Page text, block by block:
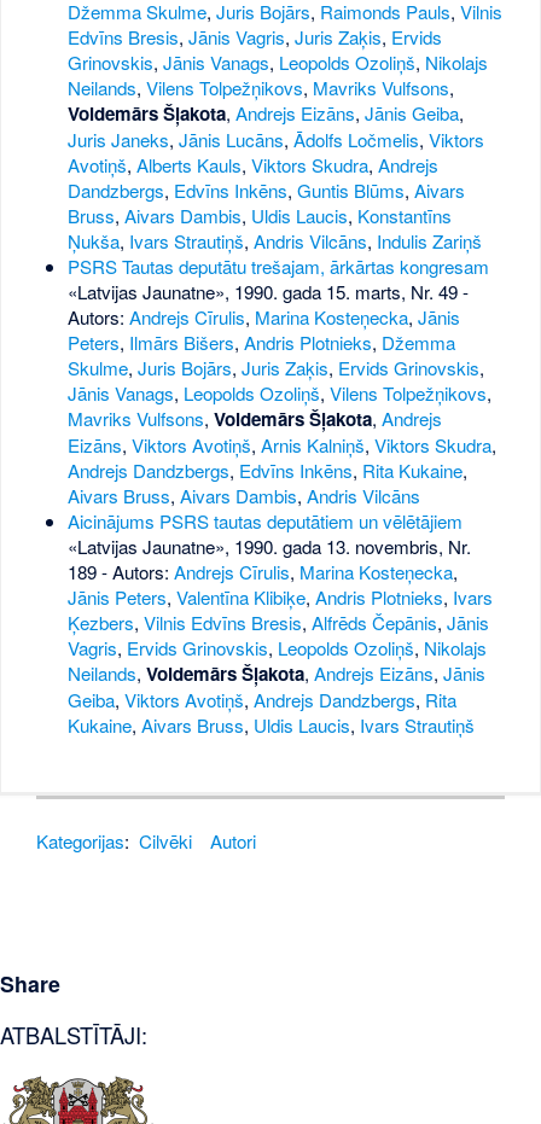
Džemma Skulme, Juris Bojārs, Raimonds Pauls, Vilnis
Edvīns Bresis, Jānis Vagris, Juris Zaķis, Ervids
Grinovskis, Jānis Vanags, Leopolds Ozoliņš, Nikolajs
Neilands, Vilens Tolpežņikovs, Mavriks Vulfsons,
Voldemārs Šļakota, Andrejs Eizāns, Jānis Geiba,
Juris Janeks, Jānis Lucāns, Ādolfs Ločmelis, Viktors
Avotiņš, Alberts Kauls, Viktors Skudra, Andrejs
Dandzbergs, Edvīns Inkēns, Guntis Blūms, Aivars
Bruss, Aivars Dambis, Uldis Laucis, Konstantīns
Ņukša, Ivars Strautiņš, Andris Vilcāns, Indulis Zariņš
PSRS Tautas deputātu trešajam, ārkārtas kongresam
«Latvijas Jaunatne», 1990. gada 15. marts, Nr. 49-
Autors: Andrejs Cīrulis, Marina Kosteņecka, Jānis
Peters, Ilmārs Bišers, Andris Plotnieks, Džemma
Skulme, Juris Bojārs, Juris Zaķis, Ervids Grinovskis,
Jānis Vanags, Leopolds Ozoliņš, Vilens Tolpežņikovs,
Mavriks Vulfsons, Voldemārs Šļakota, Andrejs
Eizāns, Viktors Avotiņš, Arnis Kalniņš, Viktors Skudra,
Andrejs Dandzbergs, Edvīns Inkēns, Rita Kukaine,
Aivars Bruss, Aivars Dambis, Andris Vilcāns
Aicinājums PSRS tautas deputātiem un vēlētājiem
«Latvijas Jaunatne», 1990. gada 13. novembris, Nr.
189- Autors: Andrejs Cīrulis, Marina Kosteņecka,
Jānis Peters, Valentīna Klibiķe, Andris Plotnieks, Ivars
Ķezbers, Vilnis Edvīns Bresis, Alfrēds Čepānis, Jānis
Vagris, Ervids Grinovskis, Leopolds Ozoliņš, Nikolajs
Neilands, Voldemārs Šļakota, Andrejs Eizāns, Jānis
Geiba, Viktors Avotiņš, Andrejs Dandzbergs, Rita
Kukaine, Aivars Bruss, Uldis Laucis, Ivars Strautiņš
Kategorijas: Cilvēki Autori
Share
ATBALSTĪTĀJI: